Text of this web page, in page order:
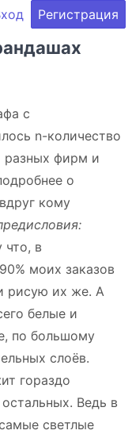
Регистрация
с
n-количество
разных фирм и
о
кому
что, в
моих заказов
рисую их же. А
белые и
по большому
слоёв.
гораздо
Ведь в
светлые